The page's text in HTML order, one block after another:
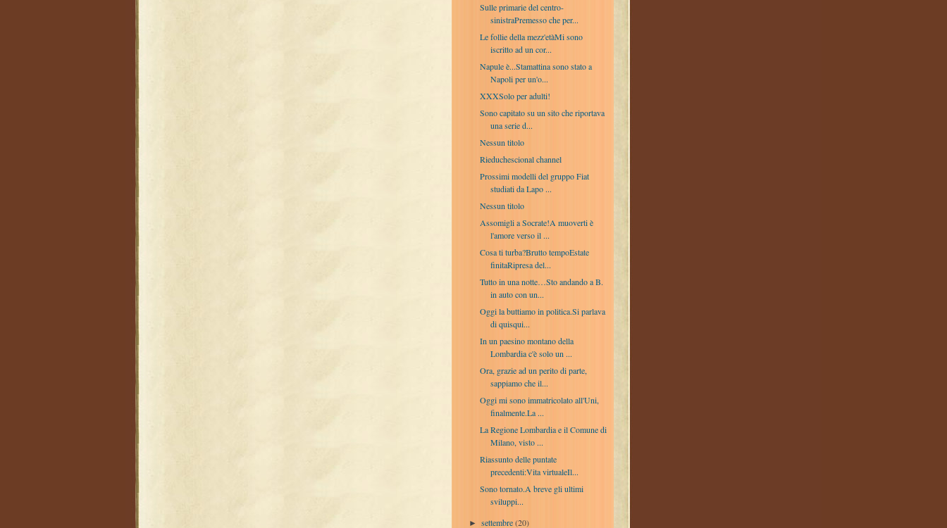
Sulle primarie del centro-
sinistraPremesso che per...
Le follie della mezz'etàMi sono
iscritto ad un cor...
Napule è...Stamattina sono stato a
Napoli per un'o...
XXXSolo per adulti!
Sono capitato su un sito che riportava
una serie d...
Nessun titolo
Rieduchescional channel
Prossimi modelli del gruppo Fiat
studiati da Lapo ...
Nessun titolo
Assomigli a Socrate!A muoverti è
l'amore verso il ...
Cosa ti turba?Brutto tempoEstate
finitaRipresa del...
Tutto in una notte…Sto andando a B.
in auto con un...
Oggi la buttiamo in politica.Si parlava
di quisqui...
In un paesino montano della
Lombardia c'è solo un ...
Ora, grazie ad un perito di parte,
sappiamo che il...
Oggi mi sono immatricolato all'Uni,
finalmente.La ...
La Regione Lombardia e il Comune di
Milano, visto ...
Riassunto delle puntate
precedenti:Vita virtualeIl...
Sono tornato.A breve gli ultimi
sviluppi...
►settembre(20)